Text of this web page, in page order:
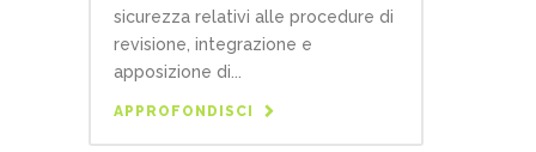
sicurezza relativi alle procedure di
revisione, integrazione e
apposizione di...
APPROFONDISCI